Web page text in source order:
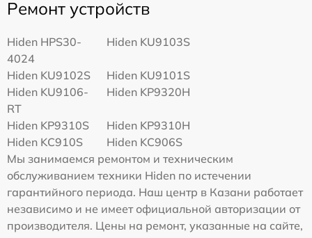
Ремонт устройств
Hiden HPS30-
4024
Hiden KU9103S
Hiden KU9102S
Hiden KU9101S
Hiden KU9106-
RT
Hiden KP9320H
Hiden KP9310S
Hiden KP9310H
Hiden KC910S
Hiden KC906S
Мы занимаемся ремонтом и техническим
обслуживанием техники Hiden по истечении
гарантийного периода. Наш центр в Казани работает
независимо и не имеет официальной авторизации от
производителя. Цены на ремонт, указанные на сайте,